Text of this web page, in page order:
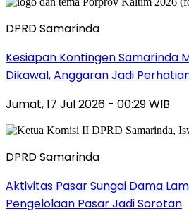
DPRD Samarinda
Kesiapan Kontingen Samarinda
Dikawal, Anggaran Jadi
Jumat, 17 Jul 2026 - 00:29 WIB
DPRD Samarinda
Aktivitas Pasar Sungai Dama
Pengelolaan Pasar Jadi Sorotan